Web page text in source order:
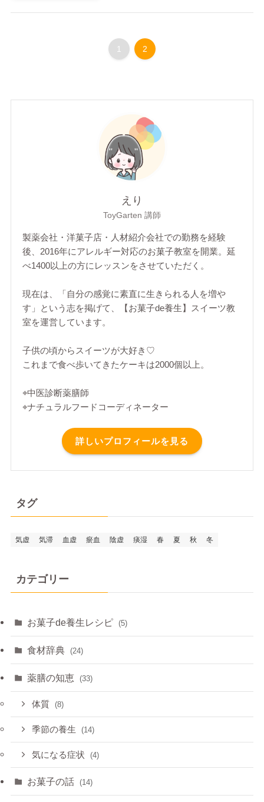
1 2
えり
ToyGarten 講師
製薬会社・洋菓子店・人材紹介会社での勤務を経験
後、2016年にアレルギー対応のお菓子教室を開業。延
べ1400以上の方にレッスンをさせていただく。
現在は、「自分の感覚に素直に生きられる人を増や
す」という志を掲げて、【お菓子de養生】スイーツ教
室を運営しています。
子供の頃からスイーツが大好き♡
これまで食べ歩いてきたケーキは2000個以上。
⌖中医診断薬膳師
⌖ナチュラルフードコーディネーター
詳しいプロフィールを見る
タグ
気虚 気滞 血虚 瘀血 陰虚 痰湿 春 夏 秋 冬
カテゴリー
お菓子de養生レシピ (5)
食材辞典 (24)
薬膳の知恵 (33)
体質 (8)
季節の養生 (14)
気になる症状 (4)
お菓子の話 (14)